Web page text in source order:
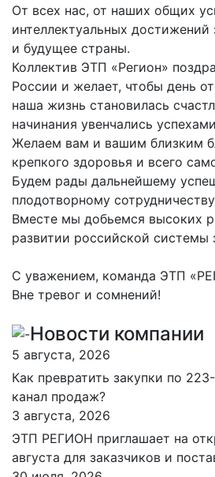
От всех нас, от наших общих
интеллектуальных достижений
и будущее страны.
Коллектив ЭТП «Регион»
России и желает, чтобы день
наша жизнь становилась
начинания увенчались
Желаем вам и вашим близким
крепкого здоровья и всего
Будем рады дальнейшему
плодотворному
Вместе мы добьемся высоких
развитии российской системы
С уважением, команда ЭТП
Вне тревог и сомнений!
Новости компании
5 августа, 2026
Как превратить закупки по
канал продаж?
3 августа, 2026
ЭТП РЕГИОН приглашает на
августа для заказчиков и